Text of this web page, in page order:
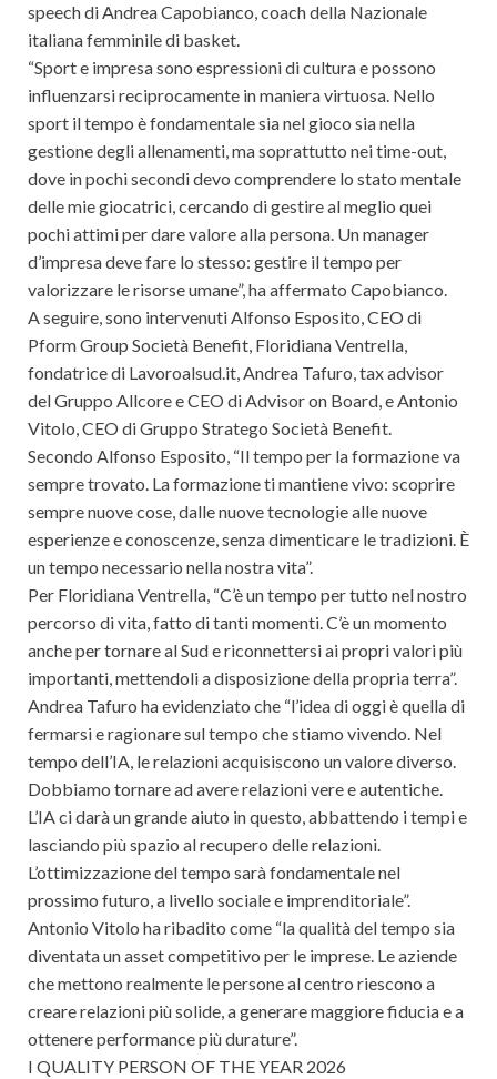
speech di Andrea Capobianco, coach della Nazionale
italiana femminile di basket.
“Sport e impresa sono espressioni di cultura e possono
influenzarsi reciprocamente in maniera virtuosa. Nello
sport il tempo è fondamentale sia nel gioco sia nella
gestione degli allenamenti, ma soprattutto nei time-out,
dove in pochi secondi devo comprendere lo stato mentale
delle mie giocatrici, cercando di gestire al meglio quei
pochi attimi per dare valore alla persona. Un manager
d’impresa deve fare lo stesso: gestire il tempo per
valorizzare le risorse umane”, ha affermato Capobianco.
A seguire, sono intervenuti Alfonso Esposito, CEO di
Pform Group Società Benefit, Floridiana Ventrella,
fondatrice di Lavoroalsud.it, Andrea Tafuro, tax advisor
del Gruppo Allcore e CEO di Advisor on Board, e Antonio
Vitolo, CEO di Gruppo Stratego Società Benefit.
Secondo Alfonso Esposito, “Il tempo per la formazione va
sempre trovato. La formazione ti mantiene vivo: scoprire
sempre nuove cose, dalle nuove tecnologie alle nuove
esperienze e conoscenze, senza dimenticare le tradizioni. È
un tempo necessario nella nostra vita”.
Per Floridiana Ventrella, “C’è un tempo per tutto nel nostro
percorso di vita, fatto di tanti momenti. C’è un momento
anche per tornare al Sud e riconnettersi ai propri valori più
importanti, mettendoli a disposizione della propria terra”.
Andrea Tafuro ha evidenziato che “l’idea di oggi è quella di
fermarsi e ragionare sul tempo che stiamo vivendo. Nel
tempo dell’IA, le relazioni acquisiscono un valore diverso.
Dobbiamo tornare ad avere relazioni vere e autentiche.
L’IA ci darà un grande aiuto in questo, abbattendo i tempi e
lasciando più spazio al recupero delle relazioni.
L’ottimizzazione del tempo sarà fondamentale nel
prossimo futuro, a livello sociale e imprenditoriale”.
Antonio Vitolo ha ribadito come “la qualità del tempo sia
diventata un asset competitivo per le imprese. Le aziende
che mettono realmente le persone al centro riescono a
creare relazioni più solide, a generare maggiore fiducia e a
ottenere performance più durature”.
I QUALITY PERSON OF THE YEAR 2026